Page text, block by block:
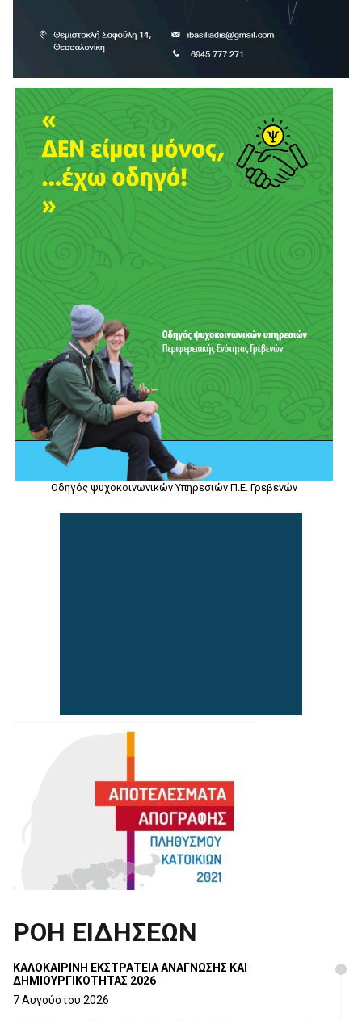
Οδηγός ψυχοκοινωνικών Υπηρεσιών Π.Ε. Γρεβενών
ΡΟΗ ΕΙΔΗΣΕΩΝ
ΚΑΛΟΚΑΙΡΙΝΗ ΕΚΣΤΡΑΤΕΙΑ ΑΝΑΓΝΩΣΗΣ ΚΑΙ
ΔΗΜΙΟΥΡΓΙΚΟΤΗΤΑΣ 2026
7 Αυγούστου 2026